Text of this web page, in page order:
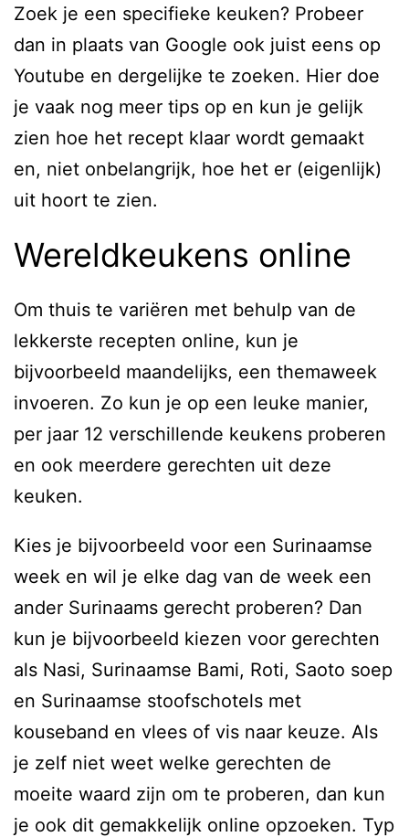
Zoek je een specifieke keuken? Probeer
dan in plaats van Google ook juist eens op
Youtube en dergelijke te zoeken. Hier doe
je vaak nog meer tips op en kun je gelijk
zien hoe het recept klaar wordt gemaakt
en, niet onbelangrijk, hoe het er (eigenlijk)
uit hoort te zien.
Wereldkeukens online
Om thuis te variëren met behulp van de
lekkerste recepten online, kun je
bijvoorbeeld maandelijks, een themaweek
invoeren. Zo kun je op een leuke manier,
per jaar 12 verschillende keukens proberen
en ook meerdere gerechten uit deze
keuken.
Kies je bijvoorbeeld voor een Surinaamse
week en wil je elke dag van de week een
ander Surinaams gerecht proberen? Dan
kun je bijvoorbeeld kiezen voor gerechten
als Nasi, Surinaamse Bami, Roti, Saoto soep
en Surinaamse stoofschotels met
kouseband en vlees of vis naar keuze. Als
je zelf niet weet welke gerechten de
moeite waard zijn om te proberen, dan kun
je ook dit gemakkelijk online opzoeken. Typ